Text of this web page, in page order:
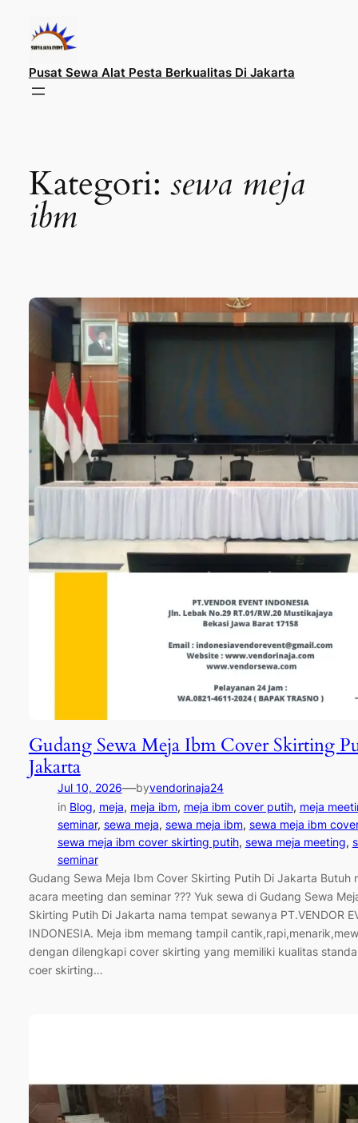
konten
Pusat Sewa Alat Pesta Berkualitas Di Jakarta
Kategori: sewa meja
ibm
Gudang Sewa Meja Ibm Cover Skirting
Jakarta
Jul 10, 2026—byvendorinaja24
in Blog, meja, meja ibm, meja ibm cover putih, meja
seminar, sewa meja, sewa meja ibm, sewa meja ibm
sewa meja ibm cover skirting putih, sewa meja meeting,
seminar
Gudang Sewa Meja Ibm Cover Skirting Putih Di Jakarta Butuh
acara meeting dan seminar ??? Yuk sewa di Gudang Sewa
Skirting Putih Di Jakarta nama tempat sewanya PT.VENDOR
INDONESIA. Meja ibm memang tampil
dengan dilengkapi cover skirting yang memiliki kualitas
coer skirting…